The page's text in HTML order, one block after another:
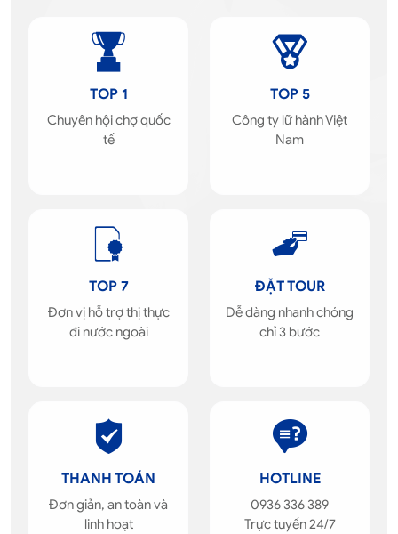
TOP 1
Chuyên hội chợ quốc
tế
TOP 5
Công ty lữ hành Việt
Nam
TOP 7
Đơn vị hỗ trợ thị thực
đi nước ngoài
ĐẶT TOUR
Dễ dàng nhanh chóng
chỉ 3 bước
THANH TOÁN
Đơn giản, an toàn và
linh hoạt
HOTLINE
0936 336 389
Trực tuyến 24/7